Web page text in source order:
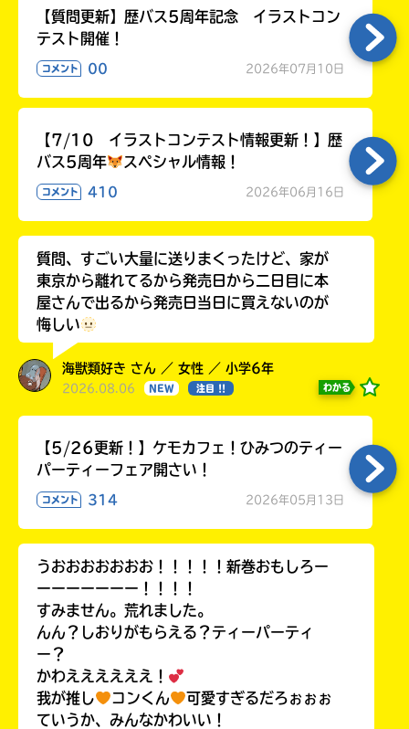
【質問更新】歴バス5周年記念 イラストコン
テスト開催！
コメント 00 2026年07月10日
【7/10 イラストコンテスト情報更新！】歴
バス5周年
スペシャル情報！
コメント 410 2026年06月16日
質問、すごい大量に送りまくったけど、家が
東京から離れてるから発売日から二日目に本
屋さんで出るから発売日当日に買えないのが
悔しい
海獣類好き さん ／ 女性 ／ 小学6年
2026.08.06 NEW 注目 !! わかる
【5/26更新！】ケモカフェ！ひみつのティー
パーティーフェア開さい！
コメント 314 2026年05月13日
うおおおおおおお！！！！！新巻おもしろー
ーーーーーーー！！！！
すみません。荒れました。
んん？しおりがもらえる？ティーパーティ
ー？
かわええええええ！
我が推し
コンくん
可愛すぎるだろぉぉぉ
ていうか、みんなかわいい！